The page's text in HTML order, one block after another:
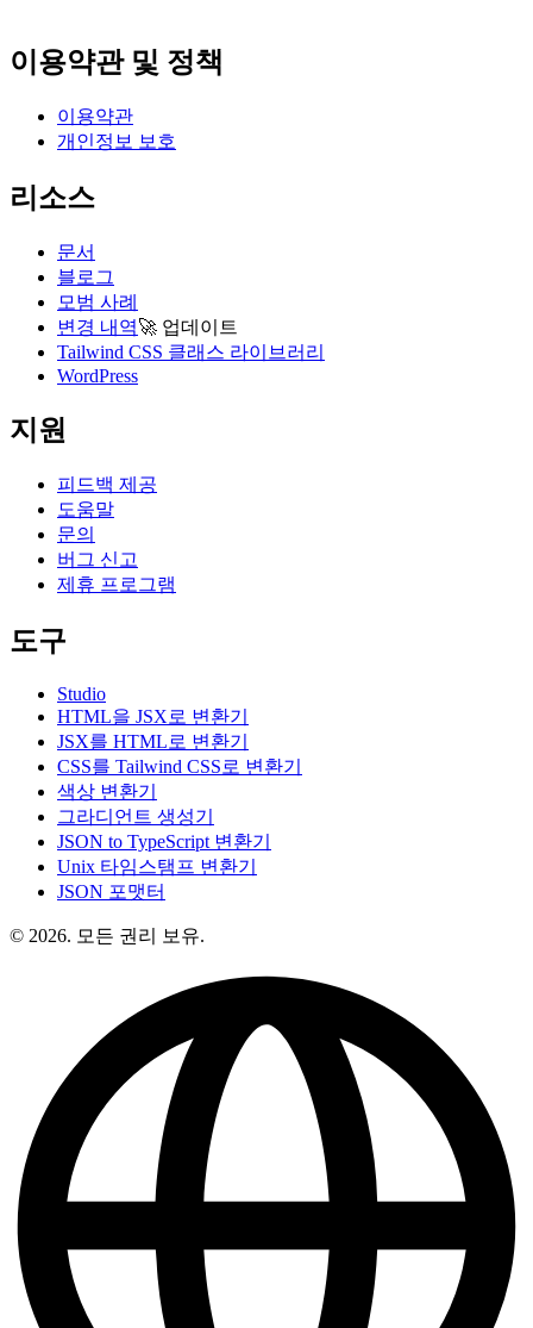
이용약관 및 정책
이용약관
개인정보 보호
리소스
문서
블로그
모범 사례
변경 내역🚀 업데이트
Tailwind CSS 클래스 라이브러리
WordPress
지원
피드백 제공
도움말
문의
버그 신고
제휴 프로그램
도구
Studio
HTML을 JSX로 변환기
JSX를 HTML로 변환기
CSS를 Tailwind CSS로 변환기
색상 변환기
그라디언트 생성기
JSON to TypeScript 변환기
Unix 타임스탬프 변환기
JSON 포맷터
© 2026. 모든 권리 보유.